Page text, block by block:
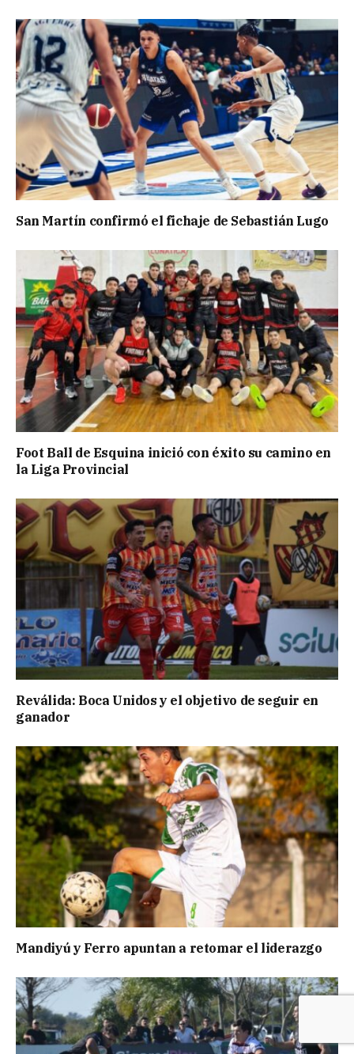
San Martín confirmó el fichaje de Sebastián Lugo
Foot Ball de Esquina inició con éxito su camino en
la Liga Provincial
Reválida: Boca Unidos y el objetivo de seguir en
ganador
Mandiyú y Ferro apuntan a retomar el liderazgo